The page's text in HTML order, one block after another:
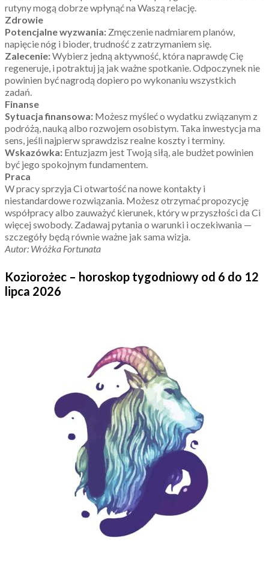
rutyny mogą dobrze wpłynąć na Waszą relację.
Zdrowie
Potencjalne wyzwania: Zmęczenie nadmiarem planów,
napięcie nóg i bioder, trudność z zatrzymaniem się.
Zalecenie:Wybierz jedną aktywność, która naprawdę Cię
regeneruje, i potraktuj ją jak ważne spotkanie. Odpoczynek nie
powinien być nagrodą dopiero po wykonaniu wszystkich
zadań.
Finanse
Sytuacja finansowa: Możesz myśleć o wydatku związanym z
podróżą, nauką albo rozwojem osobistym. Taka inwestycja ma
sens, jeśli najpierw sprawdzisz realne koszty i terminy.
Wskazówka: Entuzjazm jest Twoją siłą, ale budżet powinien
być jego spokojnym fundamentem.
Praca
W pracy sprzyja Ci otwartość na nowe kontakty i
niestandardowe rozwiązania. Możesz otrzymać propozycję
współpracy albo zauważyć kierunek, który w przyszłości da Ci
więcej swobody. Zadawaj pytania o warunki i oczekiwania —
szczegóły będą równie ważne jak sama wizja.
Autor: Wróżka Fortunata
Koziorożec – horoskop tygodniowy od 6 do 12
lipca 2026